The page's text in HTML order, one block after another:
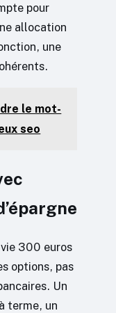
pour
allocation
une
le mot-
seo
vie 300 euros
options, pas
Un
terme, un